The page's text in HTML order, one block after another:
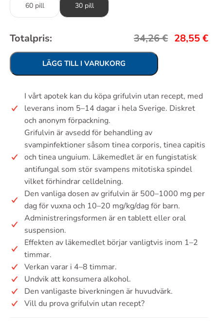
60 pill 30 pill
Totalpris: 34,26€ 28,55€
LÄGG TILL I VARUKORG
I vårt apotek kan du köpa grifulvin utan recept, med
leverans inom 5–14 dagar i hela Sverige. Diskret
och anonym förpackning.
Grifulvin är avsedd för behandling av
svampinfektioner såsom tinea corporis, tinea capitis
och tinea unguium. Läkemedlet är en fungistatisk
antifungal som stör svampens mitotiska spindel
vilket förhindrar celldelning.
Den vanliga dosen av grifulvin är 500–1000 mg per
dag för vuxna och 10–20 mg/kg/dag för barn.
Administreringsformen är en tablett eller oral
suspension.
Effekten av läkemedlet börjar vanligtvis inom 1–2
timmar.
Verkan varar i 4–8 timmar.
Undvik att konsumera alkohol.
Den vanligaste biverkningen är huvudvärk.
Vill du prova grifulvin utan recept?